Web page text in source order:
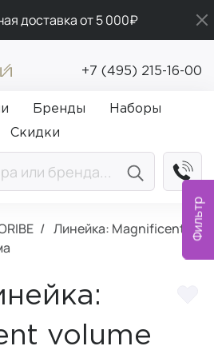
Фильтр
доставка от 5 000₽
каждый заказ от 5 000₽
ПРИВЕТ
+7 (495) 215-16-00
Бренды
Наборы
Скидки
Линейка: Magnificent
volume